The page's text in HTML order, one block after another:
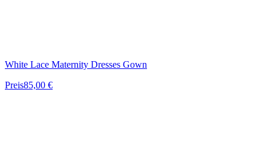
White Lace Maternity Dresses Gown
Preis85,00 €